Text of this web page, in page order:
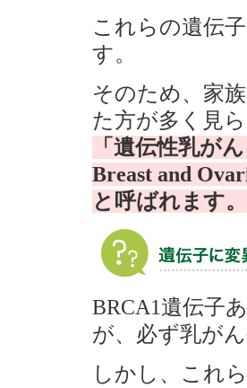
これらの遺伝
す。
そのため、家
た方が多く見
「遺伝性乳が
Breast and
と呼ばれます。
BRCA1遺伝子
が、必ず乳が
しかし、これ